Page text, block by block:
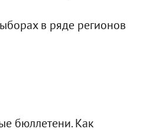
в ряде регионов
бюллетени. Как